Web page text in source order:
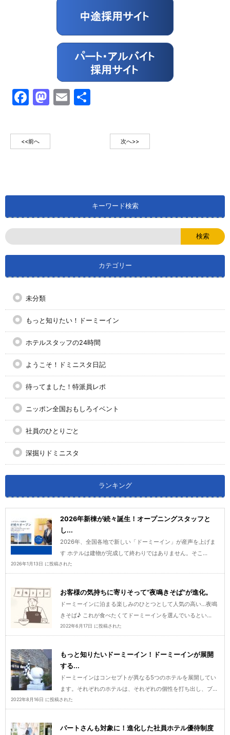
Facebook
Mastodon
Email
<<前へ 次へ>>
キーワード検索
カテゴリー
未分類
もっと知りたい！ドーミーイン
ホテルスタッフの24時間
ようこそ！ドミニスタ日記
待ってました！特派員レポ
ニッポン全国おもしろイベント
社員のひとりごと
深掘りドミニスタ
ランキング
2026年新棟が続々誕生！オープニングスタッフと
し...
2026年、全国各地で新しい「ドーミーイン」が産声を上げま
す ホテルは建物が完成して終わりではありません。そこ...
2026年1月13日 に投稿された
お客様の気持ちに寄りそって“夜鳴きそば”が進化。
ドーミーインに泊まる楽しみのひとつとして人気の高い…夜鳴
きそば♪ これが食べたくてドーミーインを選んでいるとい...
2022年6月17日 に投稿された
もっと知りたいドーミーイン！ドーミーインが展開
する...
ドーミーインはコンセプトが異なる5つのホテルを展開してい
ます。それぞれのホテルは、それぞれの個性を打ち出し、ブ...
2022年8月16日 に投稿された
パートさんも対象に！進化した社員ホテル優待制度